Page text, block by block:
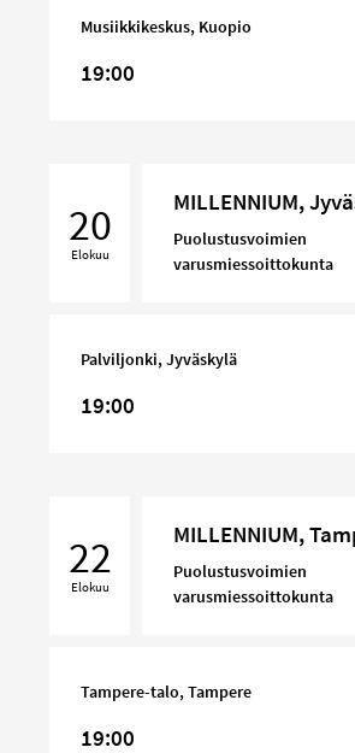
Musiikkikeskus, Kuopio
19:00
20
Elokuu
MILLENNIUM,
Puolustusvoimien
varusmiessoittokunta
Palviljonki, Jyväskylä
19:00
22
Elokuu
MILLENNIUM,
Puolustusvoimien
varusmiessoittokunta
Tampere-talo, Tampere
19:00